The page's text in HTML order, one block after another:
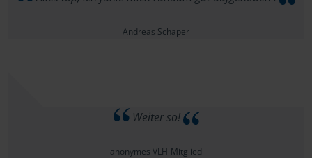
Andreas Schaper
Weiter so!
anonymes VLH-Mitglied